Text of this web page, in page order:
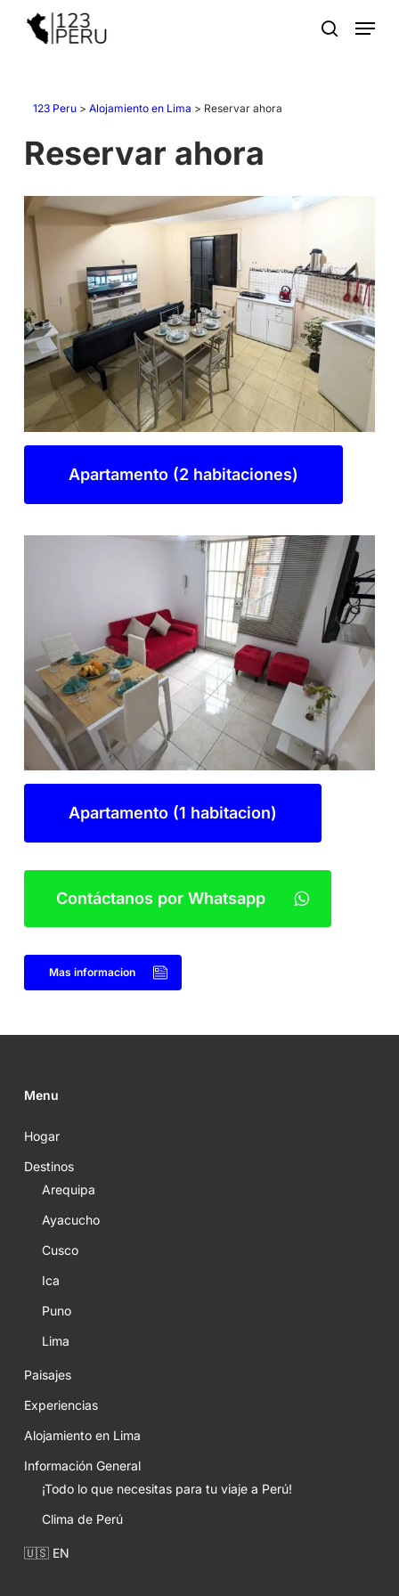
search
Menu
123 Peru> Alojamiento en Lima > Reservar ahora
Reservar ahora
Apartamento (2 habitaciones)
Apartamento (1 habitacion)
Contáctanos por Whatsapp
Mas informacion
Menu
Hogar
Destinos
Arequipa
Ayacucho
Cusco
Ica
Puno
Lima
Paisajes
Experiencias
Alojamiento en Lima
Información General
¡Todo lo que necesitas para tu viaje a Perú!
Clima de Perú
🇺🇸 EN